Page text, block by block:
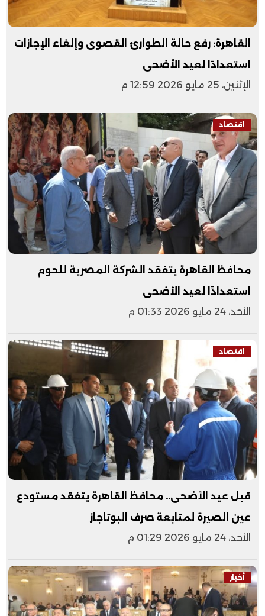
القاهرة: رفع حالة الطوارئ القصوى وإلغاء الإجازات
استعدادًا لعيد الأضحى
الإثنين، 25 مايو 2026 12:59 م
اقتصاد
محافظ القاهرة يتفقد الشركة المصرية للحوم
استعدادًا لعيد الأضحى
الأحد، 24 مايو 2026 01:33 م
اقتصاد
قبل عيد الأضحى.. محافظ القاهرة يتفقد مستودع
عين الصيرة لمتابعة صرف البوتاجاز
الأحد، 24 مايو 2026 01:29 م
أخبار